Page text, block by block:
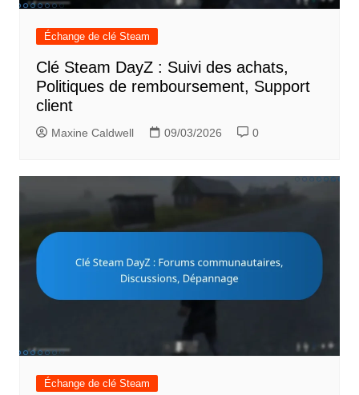
Échange de clé Steam
Clé Steam DayZ : Suivi des achats,
Politiques de remboursement, Support
client
Maxine Caldwell 09/03/2026 0
Échange de clé Steam